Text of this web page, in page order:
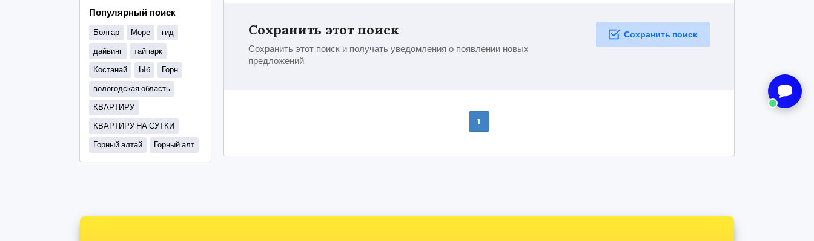
Популярный поиск
Болгар Море
гид
дайвинг
тайпарк
Костанай
Ыб
Горн
вологодская область
КВАРТИРУ
КВАРТИРУ НА СУТКИ
Горный алтай
Горный алт
Сохранить этот поиск
Сохранить этот поиск и получать уведомления о появлении новых
предложений.
Сохранить поиск
1